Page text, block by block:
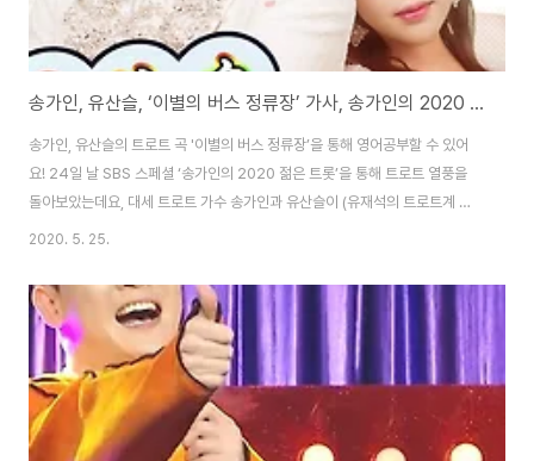
송가인, 유산슬, ‘이별의 버스 정류장’ 가사, 송가인의 2020 젊은 트롯 (트로트 영어로)
송가인, 유산슬의 트로트 곡 '이별의 버스 정류장’을 통해 영어공부할 수 있어
요! 24일 날 SBS 스페셜 ‘송가인의 2020 젊은 트롯’을 통해 트로트 열풍을
돌아보았는데요, 대세 트로트 가수 송가인과 유산슬이 (유재석의 트로트계 예
명) 함께한 최신 곡 ‘이별의 버스 정류장’을 해석하고 영어 표현을 공부해 봅시
sad station in my memories 눈물 젖은 버스를 타면 / When I get on
the bus full of tears 당신이 생각나 / I think of you 차창밖에 비가 내리네
/ It’s raining outside 한 정거장 멈추고 지나칠 때마다 보고 싶어 / I mi..
2020. 5. 25.